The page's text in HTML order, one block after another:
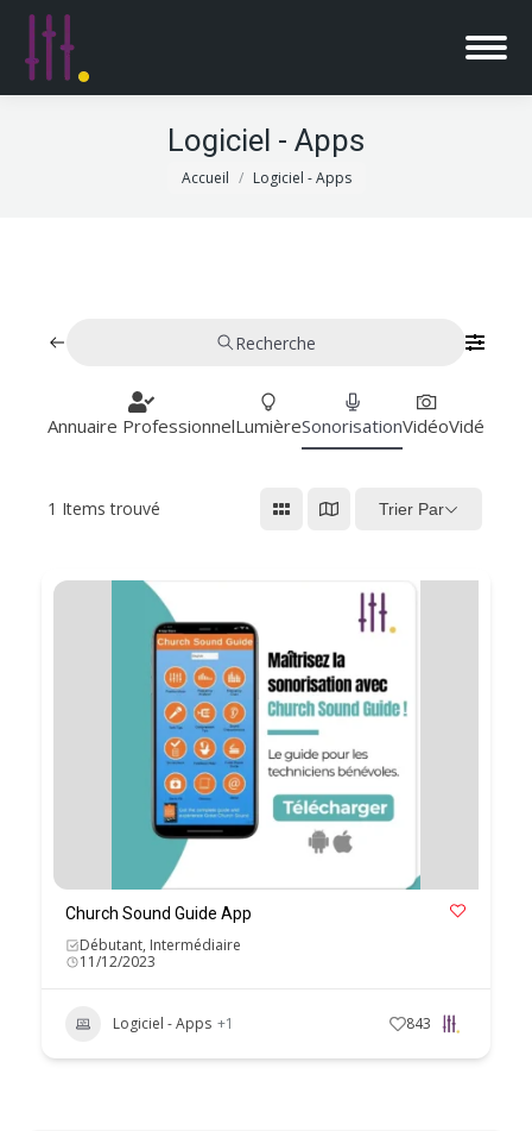
Logiciel - Apps
Vous êtes ici :
Accueil Logiciel - Apps
Recherche
Annuaire ProfessionnelLumièreSonorisationVidéo
1 Items trouvé Trier Par
Church Sound Guide App
Débutant, Intermédiaire
11/12/2023
Logiciel - Apps +1 843